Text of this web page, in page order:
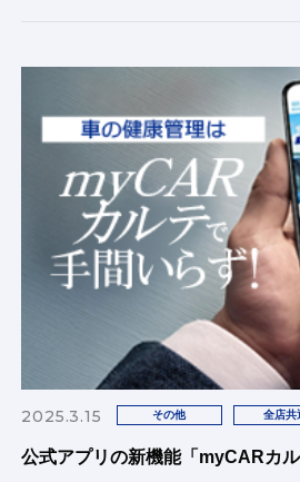
2025.3.15 その他 全店共
公式アプリの新機能「myCARカ